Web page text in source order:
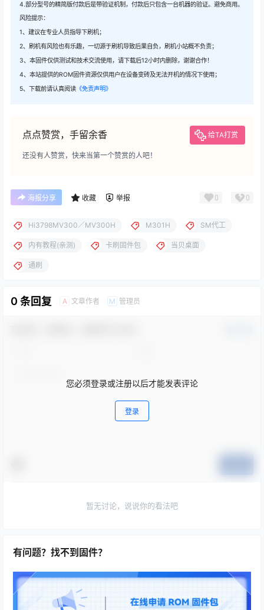
4.部分型号的精简版付款后是带验证机制，付款后只包含一台机器的验证。避免商用。
风险提示：
1、建议在专业人员指导下刷机；
2、刷机有风险也有乐趣，一切源于刷机导致后果自负，刷机小站概不负责；
3、本固件仅供测试和技术交流使用，请下载后12小时内删除，谢谢合作！
4、本站提供的ROM固件资源仅供用户在设备变砖及无法开机的情况下使用；
5、下载前请认真阅读 《免责声明》
点点赞赏，手留余香 给TA打赏
还没有人赞赏，快来当第一个赞赏的人吧！
海报分享 收藏 举报 0 0
Hi3798MV300／MV300H M301H SM代工
内有教程(亲测) 卡刷固件包 当贝桌面
通刷
0 条回复 A 文章作者 M 管理员
您必须登录或注册以后才能发表评论
登录
暂无讨论，说说你的看法吧
有问题？找不到固件？